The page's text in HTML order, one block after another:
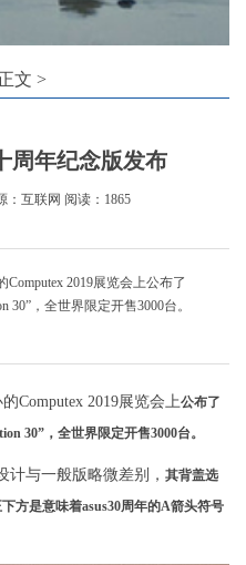
文 >
周年纪念版发布
：互联网 阅读：1865
Computex 2019展览会上公布了
30”，全世界限定开售3000台。
Computex 2019展览会上公布了
30”，全世界限定开售3000台。
计与一般版略微差别， 其背盖选
方是意味着asus30周年的A箭头符号